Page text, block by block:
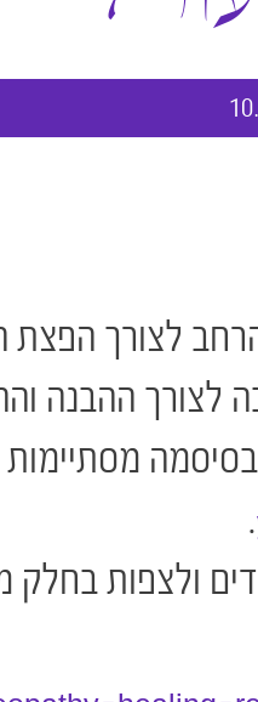
לצורך הפצת
לצורך ההבנה
.
ולצפות בחלק